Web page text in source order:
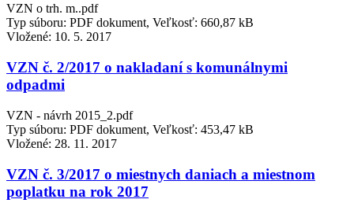
VZN o trh. m..pdf
Typ súboru: PDF dokument, Veľkosť: 660,87 kB
Vložené: 10. 5. 2017
VZN č. 2/2017 o nakladaní s komunálnymi
odpadmi
VZN - návrh 2015_2.pdf
Typ súboru: PDF dokument, Veľkosť: 453,47 kB
Vložené: 28. 11. 2017
VZN č. 3/2017 o miestnych daniach a miestnom
poplatku na rok 2017